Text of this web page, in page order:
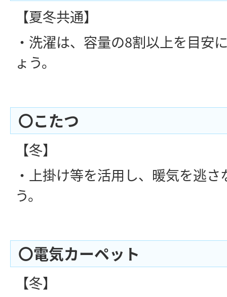
【夏冬共通】
・洗濯は、容量の8割以上を目安
ょう。
〇こたつ
【冬】
・上掛け等を活用し、暖気を逃
う。
〇電気カーペット
【冬】